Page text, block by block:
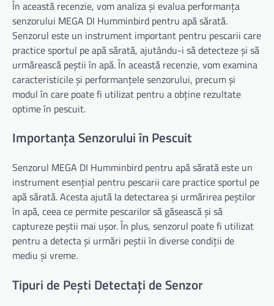
În această recenzie, vom analiza și evalua performanța
senzorului MEGA DI Humminbird pentru apă sărată.
Senzorul este un instrument important pentru pescarii care
practice sportul pe apă sărată, ajutându-i să detecteze și să
urmărească peștii în apă. În această recenzie, vom examina
caracteristicile și performanțele senzorului, precum și
modul în care poate fi utilizat pentru a obține rezultate
optime în pescuit.
Importanța Senzorului în Pescuit
Senzorul MEGA DI Humminbird pentru apă sărată este un
instrument esențial pentru pescarii care practice sportul pe
apă sărată. Acesta ajută la detectarea și urmărirea peștilor
în apă, ceea ce permite pescarilor să găsească și să
captureze peștii mai ușor. În plus, senzorul poate fi utilizat
pentru a detecta și urmări peștii în diverse condiții de
mediu și vreme.
Tipuri de Pești Detectați de Senzor